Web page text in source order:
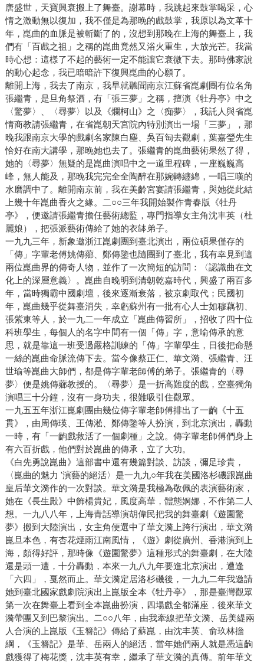
唐盛世，天寶興衰搬上了舞臺。謝幕時，我跳起來鼓掌喝采，心
情之激動無以復加，我不僅是為那晚的戲鼓掌，我原以為文革十
年，崑曲的血脈是被斬斷了的，沒想到那晚在上海的舞臺上，我
們有「百戲之祖」之稱的崑曲竟然又浴火重生，大放光芒。我當
時心想：這樣了不起的藝術一定不能讓它衰微下去。那時佛家說
的動心起念，我已暗暗許下復興崑曲的心願了。
離開上海，我去了南京，我早就聽聞南京江蘇省崑劇團有位名角
張繼青，是旦角祭酒，有「張三夢」之稱，擅演《牡丹亭》中之
〈驚夢〉、〈尋夢〉以及《爛柯山》之〈痴夢〉，我託人與省崑
情商教請張繼青，在省崑朝天宮院內特別演出一場「三夢」，那
晚我跟南京大學的戲劇名家陳白塵、吳百匋去觀劇，葉嘉瑩先生
恰好在南大講學，那晚她也去了。張繼青的崑曲藝術果然了得，
她的〈尋夢〉無疑的是崑曲演唱中之一道里程碑，一座巍巍高
峰，無人能及，那晚我完完全全陶醉在那婉轉纏綿，一唱三嘆的
水磨調中了。離開南京前，我在美齡宮宴請張繼青，與她從此結
上幾十年崑曲香火之緣。二○○三年我開始製作青春版《牡丹
亭》，便邀請張繼青擔任藝術總監，專門指導女主角沈丰英（杜
麗娘），把張派藝術傳給了她的衣缽弟子。
一九九三年，新象邀浙江崑劇團到臺北演出，兩位碩果僅存的
「傳」字輩老傅姚傳薌、鄭傳鑒也隨團到了臺北，我有幸見到這
兩位崑曲界的傳奇人物，並作了一次簡短的訪問：〈認識曲在文
化上的深層意義〉。崑曲自晚明到清朝乾嘉時代，興盛了兩百多
年，當時獨霸中國劇壇，後來逐漸衰落，被京劇取代；民國初
年，崑曲幾乎從舞臺消失，幸虧蘇州有一批有心人士如穆藕初、
張紫東等人，於一九二一年成立「崑曲傳習所」，招收了四十位
科班學生，每個人的名字中間有一個「傳」字，意喻傳承的意
思，就是靠這一班受過嚴格訓練的「傳」字輩學生，日後把命懸
一絲的崑曲命脈流傳下去。當今像蔡正仁、華文漪、張繼青、汪
世瑜等崑曲大師們，都是傳字輩老師傅的弟子。張繼青的〈尋
夢〉便是姚傳薌教授的。〈尋夢〉是一折高難度的戲，空臺獨角
演唱三十分鐘，沒有一身功夫，很難吸引住觀眾。
一九五五年浙江崑劇團由幾位傳字輩老師傅排出了一齣《十五
貫》，由周傳瑛、王傳淞、鄭傳鑒等人扮演，到北京演出，轟動
一時，有「一齣戲救活了一個劇種」之說。傳字輩老師傅們身上
有六百折戲，他們對於崑曲的傳承，立了大功。
《白先勇說崑曲》這部書中還有幾篇對談、訪談，彌足珍貴，
〈崑曲的魅力 '演藝的絕活〉是一九九○年我在美國洛杉磯跟崑曲
皇后華文漪作的一次對談。華文漪是我極為敬佩的表演藝術家，
她在《長生殿》中飾楊貴妃，風度高華，體態婀娜，不作第二人
想。一九八八年，上海青話導演胡偉民把我的舞臺劇《遊園驚
夢》搬到大陸演出，女主角便選中了華文漪上跨行演出，華文漪
崑旦本色，有杏花煙雨江南風情，《遊》劇從廣州、香港演到上
海，頗得好評，那時像《遊園驚夢》這種形式的舞臺劇，在大陸
還是頭一遭，十分轟動，本來一九八九年要進北京演出，遭逢
「六四」，戛然而止。華文漪定居洛杉磯後，一九九二年我邀請
她到臺北國家戲劇院演出上崑版全本《牡丹亭》，那是臺灣觀眾
第一次在舞臺上看到全本崑曲扮演，四場戲全都滿座，後來華文
漪帶團又到巴黎演出。二○○八年，由我牽線把華文漪、岳美緹兩
人合演的上崑版《玉簪記》傳給了蘇崑，由沈丰英、俞玖林擔
綱，《玉簪記》是華、岳兩人的絕活，當年她們兩人就是憑這齣
戲獲得了梅花獎，沈丰英有幸，繼承了華文漪的真傳。前年華文